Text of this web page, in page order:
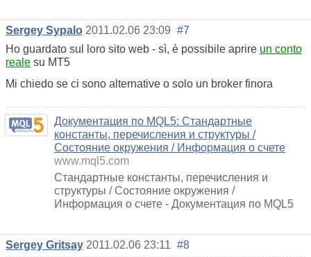
Sergey Sypalo 2011.02.06 23:09 #7
Ho guardato sul loro sito web - sì, è possibile aprire un conto
reale su MT5
Mi chiedo se ci sono alternative o solo un broker finora
Документация по MQL5: Стандартные
константы, перечисления и структуры /
Состояние окружения / Информация о счете
www.mql5.com
Стандартные константы, перечисления и
структуры / Состояние окружения /
Информация о счете - Документация по MQL5
Sergey Gritsay 2011.02.06 23:11 #8